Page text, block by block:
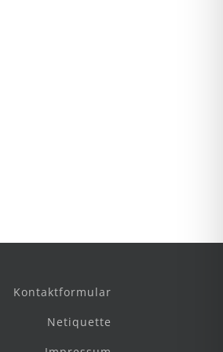
Kontaktformular
Netiquette